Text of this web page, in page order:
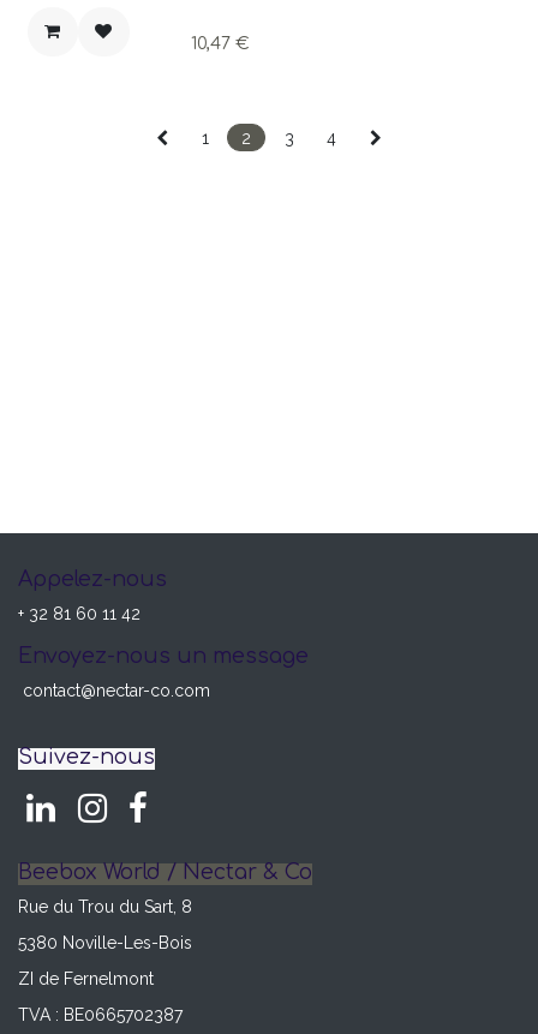
10,47 €
1 2 3 4
Appelez-nous
+ 32 81 60 11 42
Envoyez-nous un message
contact@nectar-co.com
Suivez-nous
Beebox World / Nectar & Co
Rue du Trou du Sart, 8
5380 Noville-Les-Bois
ZI de Fernelmont
TVA : BE0665702387